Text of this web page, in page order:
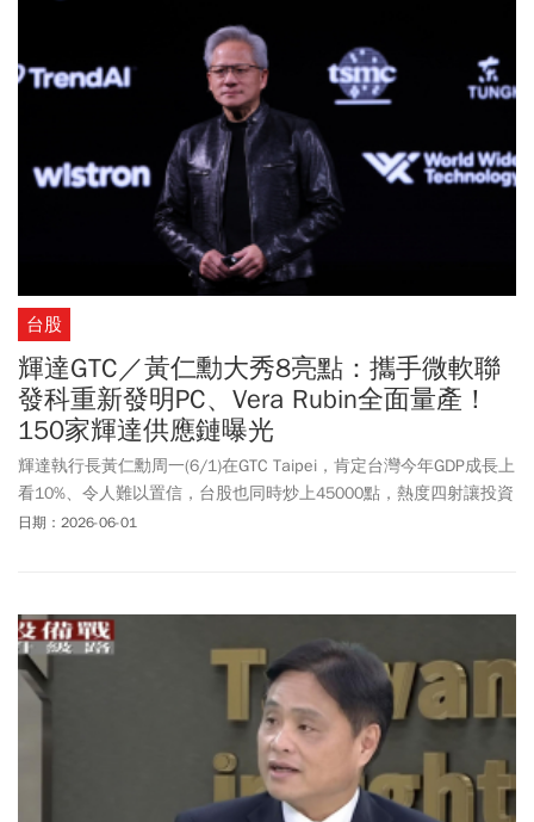
台股
輝達GTC／黃仁勳大秀8亮點：攜手微軟聯
發科重新發明PC、Vera Rubin全面量產！
150家輝達供應鏈曝光
輝達執行長黃仁勳周一(6/1)在GTC Taipei，肯定台灣今年GDP成長上
看10%、令人難以置信，台股也同時炒上45000點，熱度四射讓投資
人驚訝不已。黃仁勳不但讚嘆帶著父母回家真好、「謝謝台灣」，
代正式到來。黃仁勳更宣示NVIDIA不只是GPU、系統公司，而是真正
成為一家基礎設施公司，並強調NVIDIA將幫助大家創造最大收入、
最大利潤，也能盡快達成目標。
日期：2026-06-01